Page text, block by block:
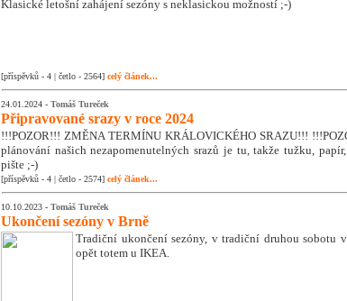
Klasické letošní zahájení sezóny s neklasickou možností ;-)
[příspěvků - 4 | četlo - 2564] celý článek...
24.01.2024 - Tomáš Tureček
Připravované srazy v roce 2024
!!!POZOR!!! ZMĚNA TERMÍNU KRÁLOVICKÉHO SRAZU!!!
plánování našich nezapomenutelných srazů je tu, takže tužku,
pište ;-)
[příspěvků - 4 | četlo - 2574] celý článek...
10.10.2023 - Tomáš Tureček
Ukončení sezóny v Brně
Tradiční ukončení sezóny, v tradiční druhou
opět totem u IKEA.